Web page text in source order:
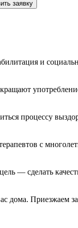
заявку
и
процессу
с
— сделать
дома. Приезжаем